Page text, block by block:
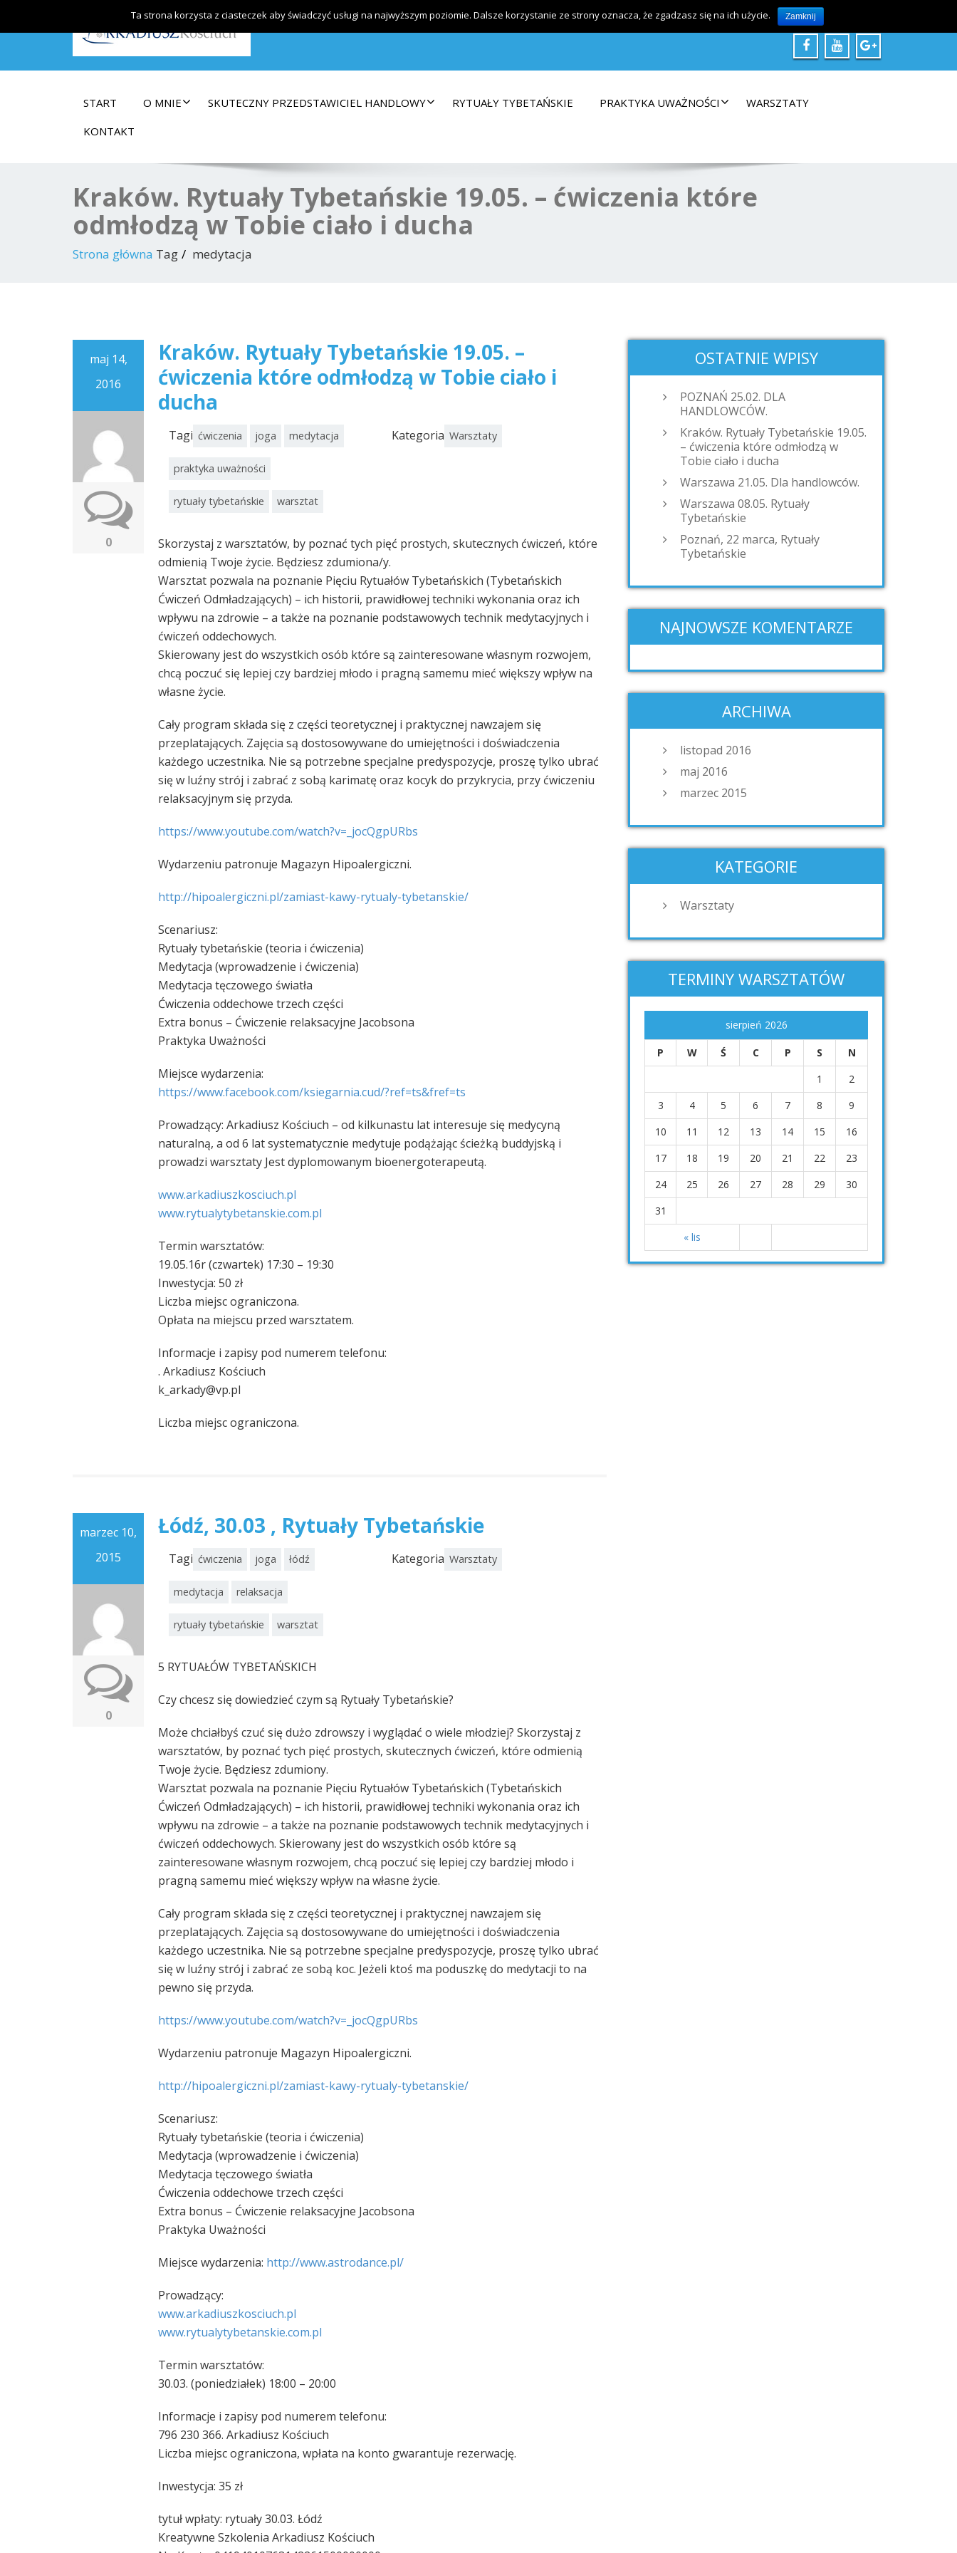
Arkadiusz Kościuch – Kreatywne Szkolenia
warsztaty@arkadiuszkosciuch.pl 796 23 03 66
START O MNIE SKUTECZNY PRZEDSTAWICIEL HANDLOWY RYTUAŁY TYBETAŃSKIE PRAKTYKA UWAŻNOŚCI
WARSZTATY
KONTAKT
Kraków. Rytuały Tybetańskie 19.05. – ćwiczenia które
odmłodzą w Tobie ciało i ducha
Strona główna Tag medytacja
maj 14,
2016
0
Kraków. Rytuały Tybetańskie 19.05. –
ćwiczenia które odmłodzą w Tobie ciało i
ducha
Tagi ćwiczenia joga medytacja
praktyka uważności
rytuały tybetańskie warsztat
Kategoria Warsztaty
Skorzystaj z warsztatów, by poznać tych pięć prostych, skutecznych ćwiczeń, które
odmienią Twoje życie. Będziesz zdumiona/y.
Warsztat pozwala na poznanie Pięciu Rytuałów Tybetańskich (Tybetańskich
Ćwiczeń Odmładzających) – ich historii, prawidłowej techniki wykonania oraz ich
wpływu na zdrowie – a także na poznanie podstawowych technik medytacyjnych i
ćwiczeń oddechowych.
Skierowany jest do wszystkich osób które są zainteresowane własnym rozwojem,
chcą poczuć się lepiej czy bardziej młodo i pragną samemu mieć większy wpływ na
własne życie.
Cały program składa się z części teoretycznej i praktycznej nawzajem się
przeplatających. Zajęcia są dostosowywane do umiejętności i doświadczenia
każdego uczestnika. Nie są potrzebne specjalne predyspozycje, proszę tylko ubrać
się w luźny strój i zabrać z sobą karimatę oraz kocyk do przykrycia, przy ćwiczeniu
relaksacyjnym się przyda.
https://www.youtube.com/watch?v=_jocQgpURbs
Wydarzeniu patronuje Magazyn Hipoalergiczni.
http://hipoalergiczni.pl/zamiast-kawy-rytualy-tybetanskie/
Scenariusz:
Rytuały tybetańskie (teoria i ćwiczenia)
Medytacja (wprowadzenie i ćwiczenia)
Medytacja tęczowego światła
Ćwiczenia oddechowe trzech części
Extra bonus – Ćwiczenie relaksacyjne Jacobsona
Praktyka Uważności
Miejsce wydarzenia:
https://www.facebook.com/ksiegarnia.cud/?ref=ts&fref=ts
Prowadzący: Arkadiusz Kościuch – od kilkunastu lat interesuje się medycyną
naturalną, a od 6 lat systematycznie medytuje podążając ścieżką buddyjską i
prowadzi warsztaty Jest dyplomowanym bioenergoterapeutą.
www.arkadiuszkosciuch.pl
www.rytualytybetanskie.com.pl
Termin warsztatów:
19.05.16r (czwartek) 17:30 – 19:30
Inwestycja: 50 zł
Liczba miejsc ograniczona.
Opłata na miejscu przed warsztatem.
Informacje i zapisy pod numerem telefonu:
. Arkadiusz Kościuch
k_arkady@vp.pl
Liczba miejsc ograniczona.
marzec 10,
2015
0
Łódź, 30.03 , Rytuały Tybetańskie
Tagi ćwiczenia joga łódź
medytacja relaksacja
rytuały tybetańskie warsztat
Kategoria Warsztaty
5 RYTUAŁÓW TYBETAŃSKICH
Czy chcesz się dowiedzieć czym są Rytuały Tybetańskie?
Może chciałbyś czuć się dużo zdrowszy i wyglądać o wiele młodziej? Skorzystaj z
warsztatów, by poznać tych pięć prostych, skutecznych ćwiczeń, które odmienią
Twoje życie. Będziesz zdumiony.
Warsztat pozwala na poznanie Pięciu Rytuałów Tybetańskich (Tybetańskich
Ćwiczeń Odmładzających) – ich historii, prawidłowej techniki wykonania oraz ich
wpływu na zdrowie – a także na poznanie podstawowych technik medytacyjnych i
ćwiczeń oddechowych. Skierowany jest do wszystkich osób które są
zainteresowane własnym rozwojem, chcą poczuć się lepiej czy bardziej młodo i
pragną samemu mieć większy wpływ na własne życie.
Cały program składa się z części teoretycznej i praktycznej nawzajem się
przeplatających. Zajęcia są dostosowywane do umiejętności i doświadczenia
każdego uczestnika. Nie są potrzebne specjalne predyspozycje, proszę tylko ubrać
się w luźny strój i zabrać ze sobą koc. Jeżeli ktoś ma poduszkę do medytacji to na
pewno się przyda.
https://www.youtube.com/watch?v=_jocQgpURbs
Wydarzeniu patronuje Magazyn Hipoalergiczni.
http://hipoalergiczni.pl/zamiast-kawy-rytualy-tybetanskie/
Scenariusz:
Rytuały tybetańskie (teoria i ćwiczenia)
Medytacja (wprowadzenie i ćwiczenia)
Medytacja tęczowego światła
Ćwiczenia oddechowe trzech części
Extra bonus – Ćwiczenie relaksacyjne Jacobsona
Praktyka Uważności
Miejsce wydarzenia: http://www.astrodance.pl/
Prowadzący:
www.arkadiuszkosciuch.pl
www.rytualytybetanskie.com.pl
Termin warsztatów:
30.03. (poniedziałek) 18:00 – 20:00
Informacje i zapisy pod numerem telefonu:
796 230 366. Arkadiusz Kościuch
Liczba miejsc ograniczona, wpłata na konto gwarantuje rezerwację.
Inwestycja: 35 zł
tytuł wpłaty: rytuały 30.03. Łódź
Kreatywne Szkolenia Arkadiusz Kościuch
OSTATNIE WPISY
POZNAŃ 25.02. DLA
HANDLOWCÓW.
Kraków. Rytuały Tybetańskie 19.05.
– ćwiczenia które odmłodzą w
Tobie ciało i ducha
Warszawa 21.05. Dla handlowców.
Warszawa 08.05. Rytuały
Tybetańskie
Poznań, 22 marca, Rytuały
Tybetańskie
NAJNOWSZE KOMENTARZE
ARCHIWA
listopad 2016
maj 2016
marzec 2015
KATEGORIE
Warsztaty
TERMINY WARSZTATÓW
sierpień 2026
P W Ś C P S N
« lis
1
2
3
4 5 6 7 8
9
10
11 12 13 14 15
16
17
18 19 20 21 22
23
24
25 26 27 28 29
30
31
Ta strona korzysta z ciasteczek aby świadczyć usługi na najwyższym poziomie. Dalsze korzystanie ze strony oznacza, że zgadzasz się na ich użycie. Zamknij